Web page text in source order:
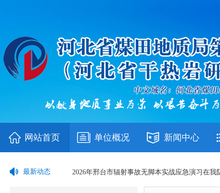
网站首页 单位概况 新闻中心
最新动态
当好“服务员”做实“份内事”——后勤岗位上的坚
2026年邢台市辐射事故无脚本实战应急演习在我